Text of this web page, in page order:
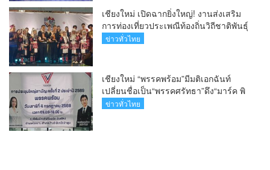
เชียงใหม่ เปิดฉากยิ่งใหญ่! งานส่งเสริม
การท่องเที่ยวประเพณีท้องถิ่นวิถีชาติพันธุ์
ล้านนา(คลิป)
ข่าวทั่วไทย
เชียงใหม่ “พรรคพร้อม”มีมติเอกฉันท์
เปลี่ยนชื่อเป็น“พรรคศรัทธา”ดึง“มาร์ค พิ
ตบูล”นำทัพกรรมการบริหารชุดใหม่(คลิป)
ข่าวทั่วไทย